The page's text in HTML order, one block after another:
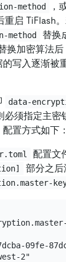
method ，
重启 TiFlash
method
替换
换加密算法
写入逐渐被
data-
必须指定主密
置方式如下：
配置文
部分之后
09fe-
2"